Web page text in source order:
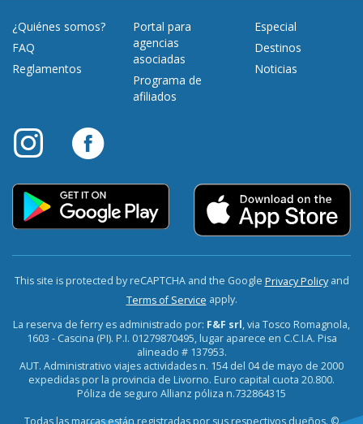
¿Quiénes somos?
FAQ
Reglamentos
Portal para
agencias
asociadas
Programa de
afiliados
Especial
Destinos
Noticias
This site is protected by reCAPTCHA and the Google Privacy Policyand
Terms of Service apply.
La reserva de ferry es administrado por: F&F srl, via Tosco Romagnola,
1603 - Cascina (PI). P.I. 01279870495, lugar aparece en C.C.I.A. Pisa
alineado # 137953.
AUT. Administrativo viajes actividades n. 154 del 04 de mayo de 2000
expedidas por la provincia de Livorno. Euro capital cuota 20.800.
Póliza de seguro Allianz póliza n.732864315
Todas las marcas están registradas por sus respectivos dueños. ©